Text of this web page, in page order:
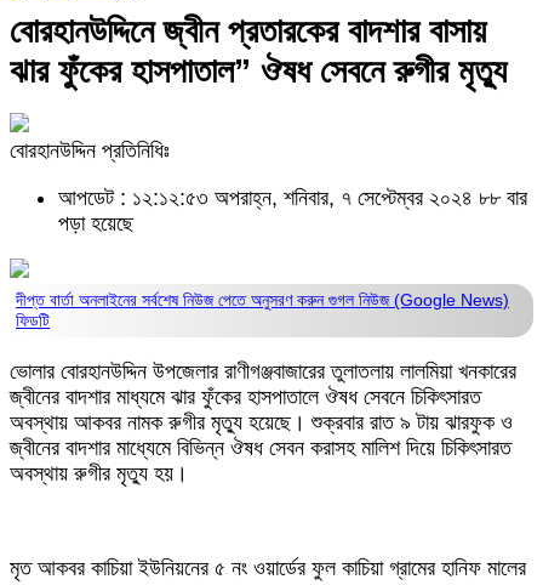
বোরহানউদ্দিনে জ্বীন প্রতারকের বাদশার বাসায়
ঝার ফুঁকের হাসপাতাল” ঔষধ সেবনে রুগীর মৃত্যু
বোরহানউদ্দিন প্রতিনিধিঃ
আপডেট : ১২:১২:৫৩ অপরাহ্ন, শনিবার, ৭ সেপ্টেম্বর ২০২৪ ৮৮ বার
পড়া হয়েছে
দীপ্ত বার্তা অনলাইনের সর্বশেষ নিউজ পেতে অনুসরণ করুনগুগল নিউজ (Google News)
ফিডটি
ভোলার বোরহানউদ্দিন উপজেলার রাণীগঞ্জবাজারের তুলাতলায় লালমিয়া খনকারের
জ্বীনের বাদশার মাধ্যমে ঝার ফুঁকের হাসপাতালে ঔষধ সেবনে চিকিৎসারত
অবস্থায় আকবর নামক রুগীর মৃত্যু হয়েছে। শুক্রবার রাত ৯ টায় ঝারফুক ও
জ্বীনের বাদশার মাধ্যেমে বিভিন্ন ঔষধ সেবন করাসহ মালিশ দিয়ে চিকিৎসারত
অবস্থায় রুগীর মৃত্যু হয়।
মৃত আকবর কাচিয়া ইউনিয়নের ৫ নং ওয়ার্ডের ফুল কাচিয়া গ্রামের হানিফ মালের